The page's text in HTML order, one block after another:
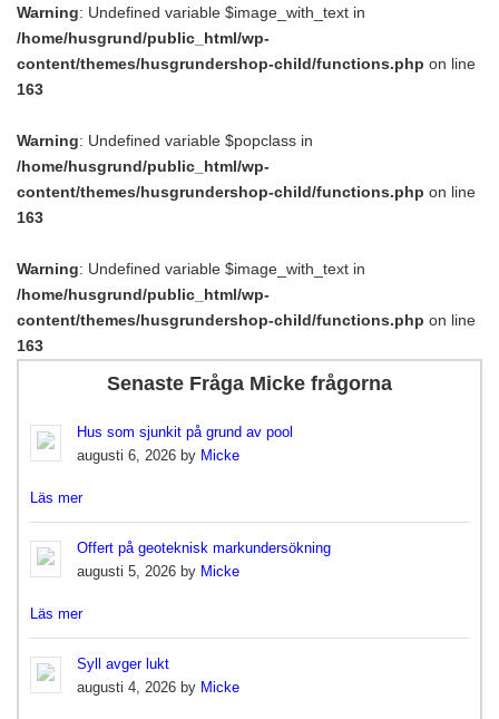
Warning: Undefined variable $image_with_text in
/home/husgrund/public_html/wp-
content/themes/husgrundershop-child/functions.php on line
163
Warning: Undefined variable $popclass in
/home/husgrund/public_html/wp-
content/themes/husgrundershop-child/functions.php on line
163
Warning: Undefined variable $image_with_text in
/home/husgrund/public_html/wp-
content/themes/husgrundershop-child/functions.php on line
163
Senaste Fråga Micke frågorna
Hus som sjunkit på grund av pool
augusti 6, 2026 by Micke
Läs mer
Offert på geoteknisk markundersökning
augusti 5, 2026 by Micke
Läs mer
Syll avger lukt
augusti 4, 2026 by Micke